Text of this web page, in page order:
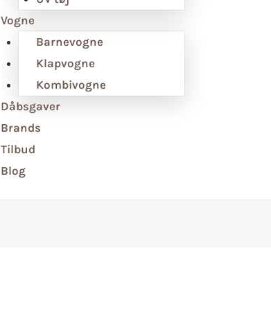
Vogne
Barnevogne
Klapvogne
Kombivogne
Dåbsgaver
Brands
Tilbud
Blog